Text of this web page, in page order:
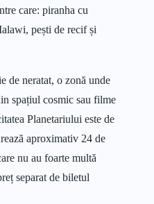
care: piranha cu
pești de recif și
de neratat, o zonă unde
spațiul cosmic sau filme
Planetariului este de
aproximativ 24 de
nu au foarte multă
separat de biletul